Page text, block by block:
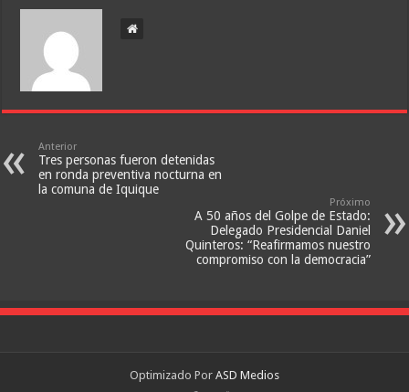
Anterior
Tres personas fueron detenidas
en ronda preventiva nocturna en
la comuna de Iquique
Próximo
A 50 años del Golpe de Estado:
Delegado Presidencial Daniel
Quinteros: “Reafirmamos nuestro
compromiso con la democracia”
Optimizado Por ASD Medios